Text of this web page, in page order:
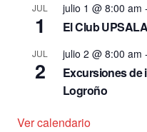
JUL
1
julio 1 @ 8:00 am -
El Club
JUL
2
julio 2 @ 8:00 am -
Excursiones de
Logroño
Ver calendario